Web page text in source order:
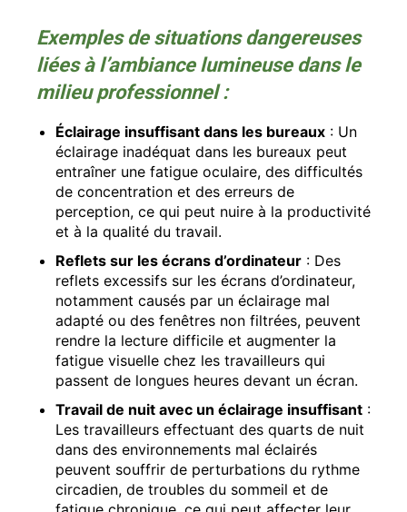
Exemples de situations dangereuses
liées à l’ambiance lumineuse dans le
milieu professionnel :
Éclairage insuffisant dans les bureaux : Un
éclairage inadéquat dans les bureaux peut
entraîner une fatigue oculaire, des difficultés
de concentration et des erreurs de
perception, ce qui peut nuire à la productivité
et à la qualité du travail.
Reflets sur les écrans d’ordinateur : Des
reflets excessifs sur les écrans d’ordinateur,
notamment causés par un éclairage mal
adapté ou des fenêtres non filtrées, peuvent
rendre la lecture difficile et augmenter la
fatigue visuelle chez les travailleurs qui
passent de longues heures devant un écran.
Travail de nuit avec un éclairage insuffisant :
Les travailleurs effectuant des quarts de nuit
dans des environnements mal éclairés
peuvent souffrir de perturbations du rythme
circadien, de troubles du sommeil et de